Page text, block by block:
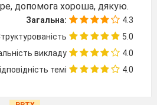
допомога хороша, дякую.
Загальна:
4.3
5.0
викладу
4.0
темі
4.0